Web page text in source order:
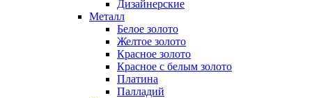
Дизайнерские
Металл
Белое золото
Желтое золото
Красное золото
Красное с белым золото
Платина
Палладий